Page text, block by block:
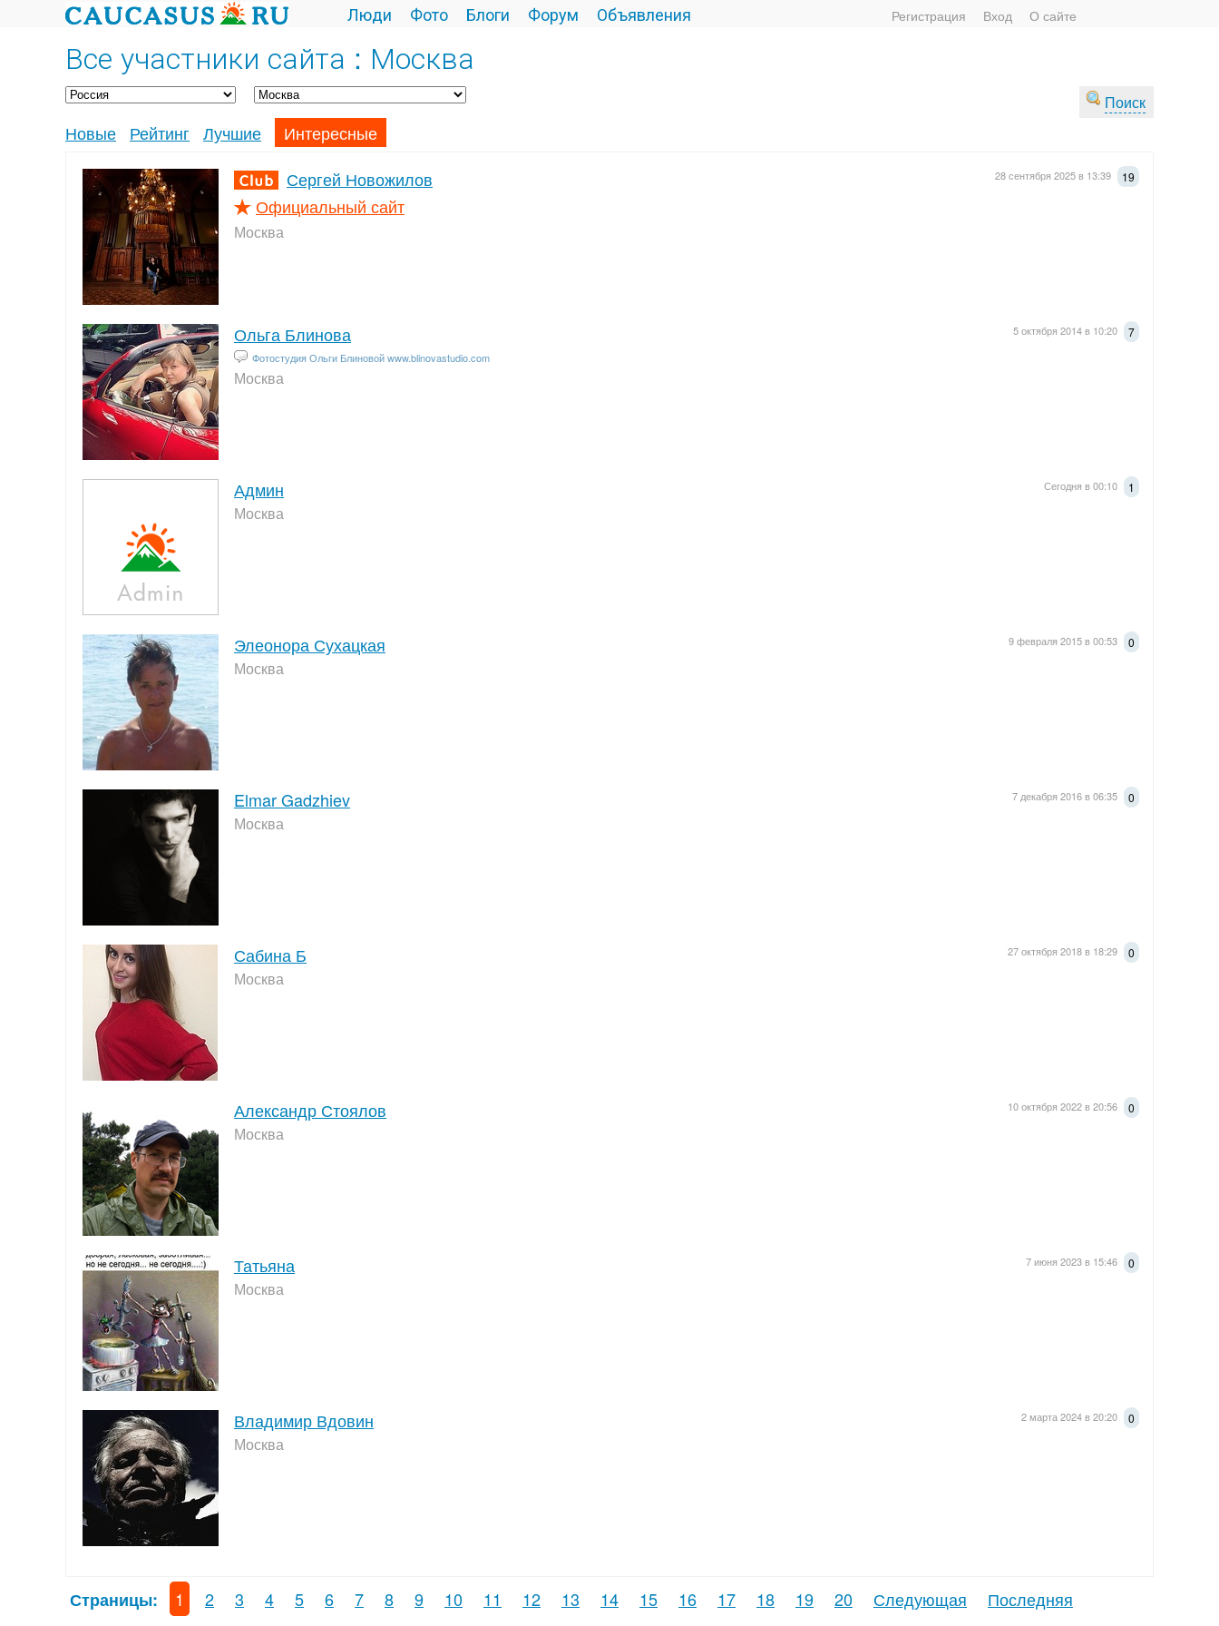
Люди Фото Блоги Форум Объявления Регистрация Вход О сайте
Все участники сайта : Москва
Поиск
Новые Рейтинг Лучшие Интересные
19
28 сентября 2025 в 13:39
Сергей Новожилов
Официальный сайт
Москва
7
5 октября 2014 в 10:20
Ольга Блинова
Фотостудия Ольги Блиновой www.blinovastudio.com
Москва
1
Сегодня в 00:10
Админ
Москва
0
9 февраля 2015 в 00:53
Элеонора Сухацкая
Москва
0
7 декабря 2016 в 06:35
Elmar Gadzhiev
Москва
0
27 октября 2018 в 18:29
Сабина Б
Москва
0
10 октября 2022 в 20:56
Александр Стоялов
Москва
0
7 июня 2023 в 15:46
Татьяна
Москва
0
2 марта 2024 в 20:20
Владимир Вдовин
Москва
Страницы: 1 2 3 4 5 6 7 8 9 10 11 12 13 14 15 16 17 18 19 20 Следующая Последняя